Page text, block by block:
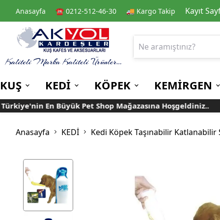
Anasayfa ☎️ 0212-512-46-30 🚚 Kargo Takip Kayıt
KUŞ
Kafes
Muhabbet
Papağan
Taşıma Kafesi
Rulolu Kafes
Kafes Aksesuarları
Yemlikler
Banyoluklar
Kafes Tülleri
Oyuncaklar
KEDİ
Kedi Kuru Mamalar Kedi Kumları
Taşımalar
Vitaminler
KÖPEK
Kuru Mamalar Konserve Mamalar
Mama ve Su Kapları
KEMİRGEN
Guinea Pig Yemleri
En Büyük Pet Shop Mağazasına Hoşgeldiniz..
Anasayfa KEDİ Kedi Köpek Taşınabilir Katlanabilir